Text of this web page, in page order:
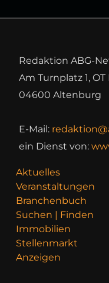
Redaktion ABG-
Am Turnplatz 1, OT
04600 Altenburg
E-Mail:
ein Dienst von:
Aktuelles
Veranstaltungen
Branchenbuch
Suchen | Finden
Immobilien
Stellenmarkt
Anzeigen